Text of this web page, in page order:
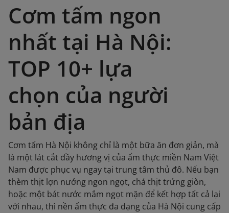
Cơm tấm ngon
nhất tại Hà Nội:
TOP 10+ lựa
chọn của người
bản địa
Cơm tấm Hà Nội không chỉ là một bữa ăn đơn giản, mà
là một lát cắt đầy hương vị của ẩm thực miền Nam Việt
Nam được phục vụ ngay tại trung tâm thủ đô. Nếu bạn
thèm thịt lợn nướng ngon ngọt, chả thịt trứng giòn,
hoặc một bát nước mắm ngọt mặn để kết hợp tất cả lại
với nhau, thì nền ẩm thực đa dạng của Hà Nội cung cấp